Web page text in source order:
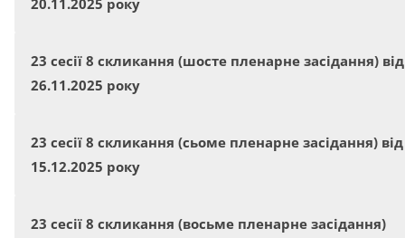
20.11.2025 року
23 сесії 8 скликання (шосте пленарне засідання) від
26.11.2025 року
23 сесії 8 скликання (сьоме пленарне засідання) від
15.12.2025 року
23 сесії 8 скликання (восьме пленарне засідання)